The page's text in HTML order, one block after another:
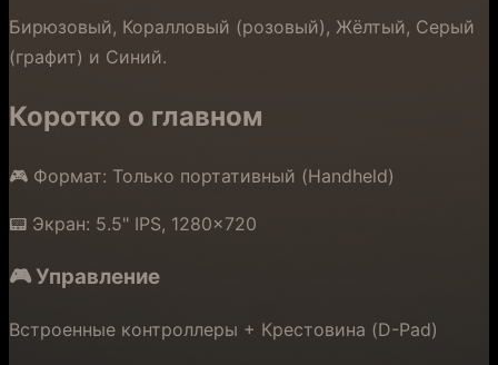
Бирюзовый, Коралловый (розовый), Жёлтый, Серый
(графит) и Синий.
Коротко о главном
🎮 Формат: Только портативный (Handheld)
📟 Экран: 5.5" IPS, 1280×720
🎮 Управление
Встроенные контроллеры + Крестовина (D-Pad)